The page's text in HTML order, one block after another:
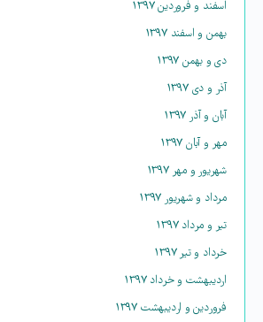
اسفند و فروردین ۱۳۹۷
بهمن و اسفند ۱۳۹۷
دی و بهمن ۱۳۹۷
آذر و دی ۱۳۹۷
آبان و آذر ۱۳۹۷
مهر و آبان ۱۳۹۷
شهریور و مهر ۱۳۹۷
مرداد و شهریور ۱۳۹۷
تیر و مرداد ۱۳۹۷
خرداد و تیر ۱۳۹۷
اردیبهشت و خرداد ۱۳۹۷
فروردین و اردیبهشت ۱۳۹۷